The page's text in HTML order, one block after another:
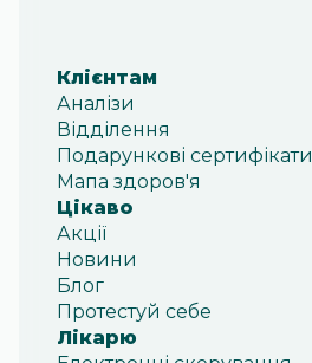
Клієнтам
Аналізи
Відділення
Подарункові сертифікати
Мапа здоров'я
Цікаво
Акції
Новини
Блог
Протестуй себе
Лікарю